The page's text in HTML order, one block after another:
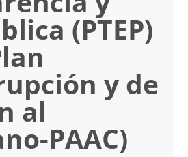
(PTEP)
y de
al
PAAC)